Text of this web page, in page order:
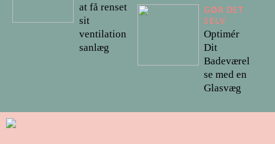
at få renset
sit
ventilation
sanlæg
GØR DET
SELV
Optimér
Dit
Badeværel
se med en
Glasvæg